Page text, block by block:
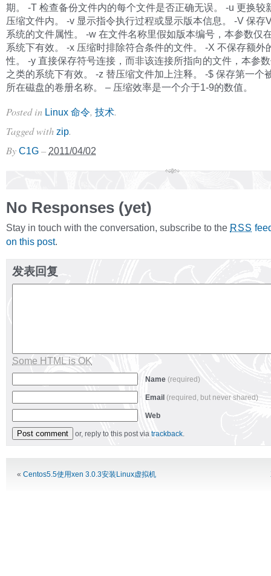
期。 -T 检查备份文件内的每个文件是否正确无误。 -u 更换较
压缩文件内。 -v 显示指令执行过程或显示版本信息。 -V 保存
系统的文件属性。 -w 在文件名称里假如版本编号，本参数仅
系统下有效。 -x 压缩时排除符合条件的文件。 -X 不保存额外
性。 -y 直接保存符号连接，而非该连接所指向的文件，本参
之类的系统下有效。 -z 替压缩文件加上注释。 -$ 保存第一个
所在磁盘的卷册名称。 – 压缩效率是一个介于1-9的数值。
Posted in Linux 命令, 技术.
Tagged with zip.
By C1G – 2011/04/02
No Responses (yet)
Stay in touch with the conversation, subscribe to the RSS
on this post.
发表回复
Some HTML is OK
Name (required)
Email (required, but never shared)
Web
or, reply to this post via trackback.
« Centos5.5使用xen 3.0.3安装Linux虚拟机